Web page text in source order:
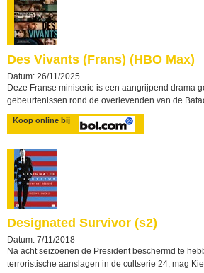
Des Vivants (Frans) (HBO Max)
Datum: 26/11/2025
Deze Franse miniserie is een aangrijpend drama
gebeurtenissen rond de overlevenden van de
Koop online bij
Designated Survivor (s2)
Datum: 7/11/2018
Na acht seizoenen de President beschermd te
terroristische aanslagen in de cultserie 24, mag